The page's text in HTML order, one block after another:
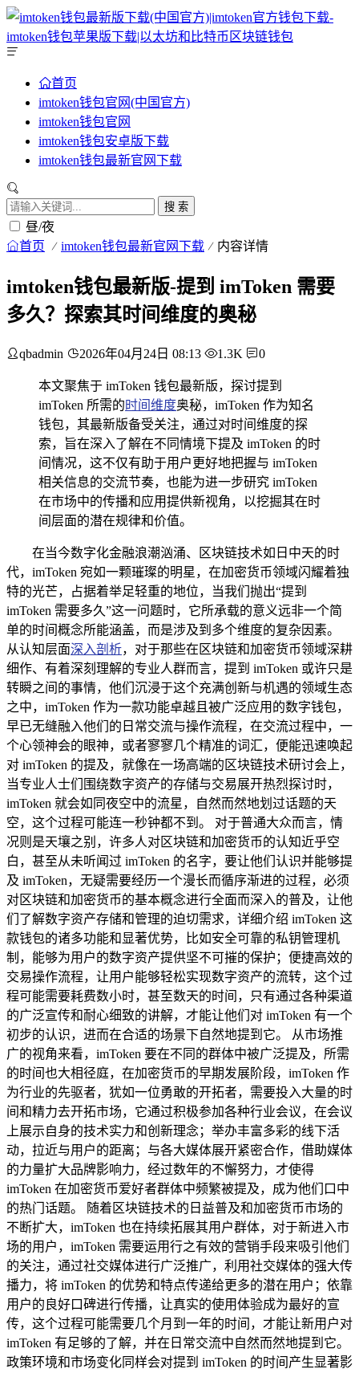
首页
imtoken钱包官网(中国官方)
imtoken钱包官网
imtoken钱包安卓版下载
imtoken钱包最新官网下载
搜 索
昼/夜
首页 imtoken钱包最新官网下载 内容详情
imtoken钱包最新版-提到 imToken 需要
多久？探索其时间维度的奥秘
qbadmin 2026年04月24日 08:13 1.3K 0
本文聚焦于 imToken 钱包最新版，探讨提到
imToken 所需的时间维度奥秘，imToken 作为知名
钱包，其最新版备受关注，通过对时间维度的探
索，旨在深入了解在不同情境下提及 imToken 的时
间情况，这不仅有助于用户更好地把握与 imToken
相关信息的交流节奏，也能为进一步研究 imToken
在市场中的传播和应用提供新视角，以挖掘其在时
间层面的潜在规律和价值。
在当今数字化金融浪潮汹涌、区块链技术如日中天的时
代，imToken 宛如一颗璀璨的明星，在加密货币领域闪耀着独
特的光芒，占据着举足轻重的地位，当我们抛出“提到
imToken 需要多久”这一问题时，它所承载的意义远非一个简
单的时间概念所能涵盖，而是涉及到多个维度的复杂因素。
从认知层面深入剖析，对于那些在区块链和加密货币领域深耕
细作、有着深刻理解的专业人群而言，提到 imToken 或许只是
转瞬之间的事情，他们沉浸于这个充满创新与机遇的领域生态
之中，imToken 作为一款功能卓越且被广泛应用的数字钱包，
早已无缝融入他们的日常交流与操作流程，在交流过程中，一
个心领神会的眼神，或者寥寥几个精准的词汇，便能迅速唤起
对 imToken 的提及，就像在一场高端的区块链技术研讨会上，
当专业人士们围绕数字资产的存储与交易展开热烈探讨时，
imToken 就会如同夜空中的流星，自然而然地划过话题的天
空，这个过程可能连一秒钟都不到。 对于普通大众而言，情
况则是天壤之别，许多人对区块链和加密货币的认知近乎空
白，甚至从未听闻过 imToken 的名字，要让他们认识并能够提
及 imToken，无疑需要经历一个漫长而循序渐进的过程，必须
对区块链和加密货币的基本概念进行全面而深入的普及，让他
们了解数字资产存储和管理的迫切需求，详细介绍 imToken 这
款钱包的诸多功能和显著优势，比如安全可靠的私钥管理机
制，能够为用户的数字资产提供坚不可摧的保护；便捷高效的
交易操作流程，让用户能够轻松实现数字资产的流转，这个过
程可能需要耗费数小时，甚至数天的时间，只有通过各种渠道
的广泛宣传和耐心细致的讲解，才能让他们对 imToken 有一个
初步的认识，进而在合适的场景下自然地提到它。 从市场推
广的视角来看，imToken 要在不同的群体中被广泛提及，所需
的时间也大相径庭，在加密货币的早期发展阶段，imToken 作
为行业的先驱者，犹如一位勇敢的开拓者，需要投入大量的时
间和精力去开拓市场，它通过积极参加各种行业会议，在会议
上展示自身的技术实力和创新理念；举办丰富多彩的线下活
动，拉近与用户的距离；与各大媒体展开紧密合作，借助媒体
的力量扩大品牌影响力，经过数年的不懈努力，才使得
imToken 在加密货币爱好者群体中频繁被提及，成为他们口中
的热门话题。 随着区块链技术的日益普及和加密货币市场的
不断扩大，imToken 也在持续拓展其用户群体，对于新进入市
场的用户，imToken 需要运用行之有效的营销手段来吸引他们
的关注，通过社交媒体进行广泛推广，利用社交媒体的强大传
播力，将 imToken 的优势和特点传递给更多的潜在用户；依靠
用户的良好口碑进行传播，让真实的使用体验成为最好的宣
传，这个过程可能需要几个月到一年的时间，才能让新用户对
imToken 有足够的了解，并在日常交流中自然而然地提到它。
政策环境和市场变化同样会对提到 imToken 的时间产生显著影